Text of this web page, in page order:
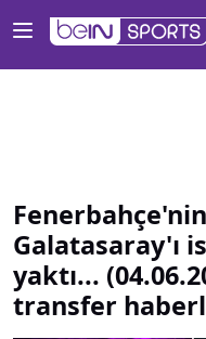
Fenerbahçe'nin
Galatasaray'ı
yaktı...
transfer
Fenerbahçe nin eski